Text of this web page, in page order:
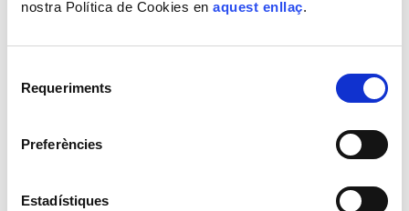
nostra Política de Cookies en aquest enllaç.
Requeriments
Preferències
Estadístiques